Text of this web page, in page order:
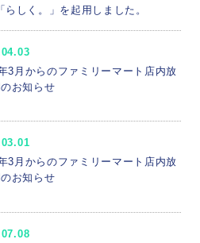
らしく。」を起用しました。
3月からのファミリーマート店内放
お知らせ
3月からのファミリーマート店内放
お知らせ